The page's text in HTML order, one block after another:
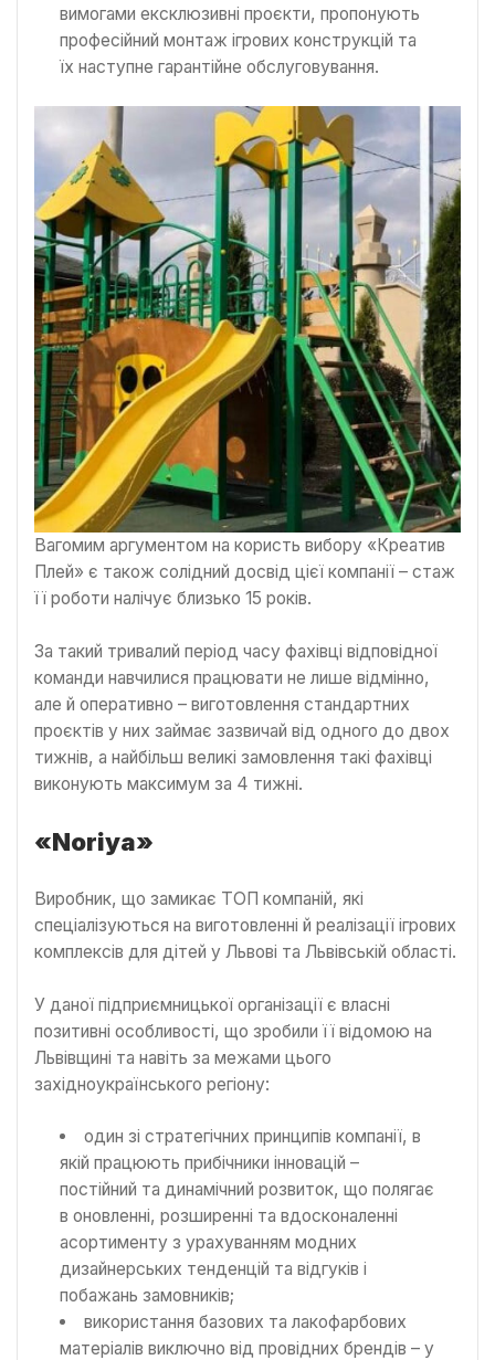
вимогами ексклюзивні проєкти, пропонують
професійний монтаж ігрових конструкцій та
їх наступне гарантійне обслуговування.
Вагомим аргументом на користь вибору «Креатив
Плей» є також солідний досвід цієї компанії – стаж
її роботи налічує близько 15 років.
За такий тривалий період часу фахівці відповідної
команди навчилися працювати не лише відмінно,
але й оперативно – виготовлення стандартних
проєктів у них займає зазвичай від одного до двох
тижнів, а найбільш великі замовлення такі фахівці
виконують максимум за 4 тижні.
«Noriya»
Виробник, що замикає ТОП компаній, які
спеціалізуються на виготовленні й реалізації ігрових
комплексів для дітей у Львові та Львівській області.
У даної підприємницької організації є власні
позитивні особливості, що зробили її відомою на
Львівщині та навіть за межами цього
західноукраїнського регіону:
один зі стратегічних принципів компанії, в
якій працюють прибічники інновацій –
постійний та динамічний розвиток, що полягає
в оновленні, розширенні та вдосконаленні
асортименту з урахуванням модних
дизайнерських тенденцій та відгуків і
побажань замовників;
використання базових та лакофарбових
матеріалів виключно від провідних брендів – у